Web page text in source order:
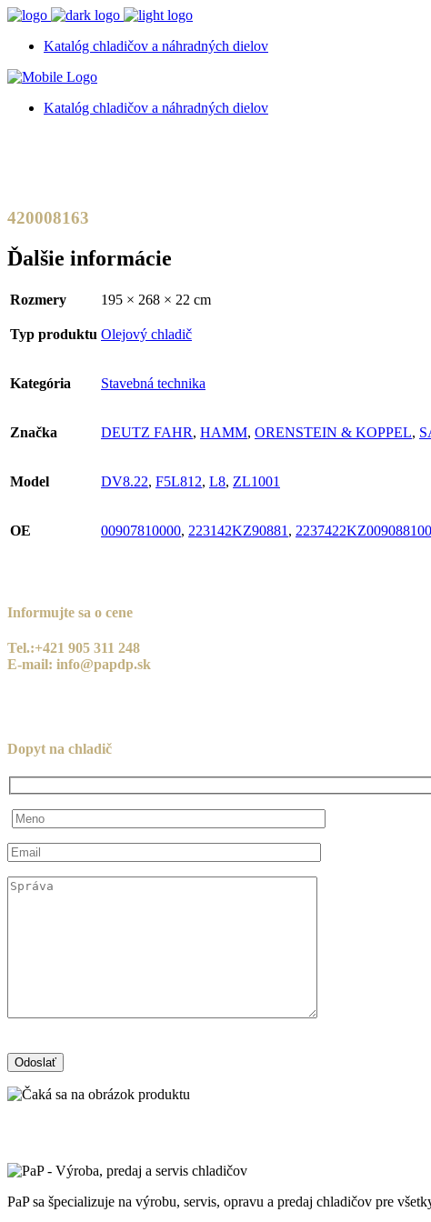
Katalóg chladičov a náhradných dielov
Katalóg chladičov a náhradných dielov
420008163
Ďalšie informácie
Rozmery 195 × 268 × 22 cm
Typ produktu Olejový chladič
Kategória Stavebná technika
Značka DEUTZ FAHR, HAMM, ORENSTEIN & KOPPEL,
Model DV8.22, F5L812, L8, ZL1001
OE 00907810000, 223142KZ90881 ,
Informujte sa o cene
Tel.:+421 905 311 248
E-mail: info@papdp.sk
Dopyt na chladič
PaP sa špecializuje na výrobu, servis, opravu a predaj chladičov pre